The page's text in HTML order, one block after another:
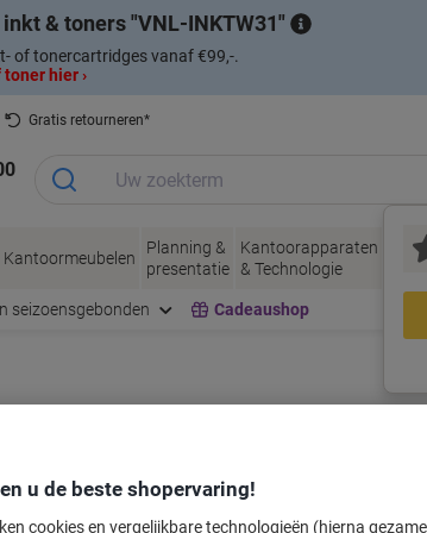
inkt & toners VNL-INKTW31
of tonercartridges vanaf €99,-.
hier ›
Gratis retourneren*
Kantoormeubelen
Planning &
presentatie
Kantoorapparaten
& Technologie
Inkt &
Toner
seizoensgebonden Cadeaushop
voor uw printer
Kies merk, reeks en model uit de opties
u de beste shopervaring!
cookies en vergelijkbare technologieën (hierna